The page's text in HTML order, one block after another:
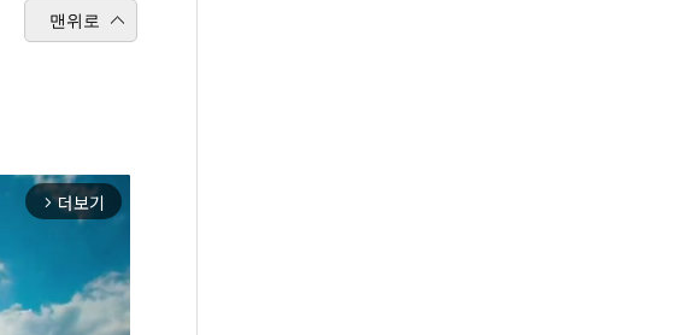
맨위로
arrow_forward_ios 더보기